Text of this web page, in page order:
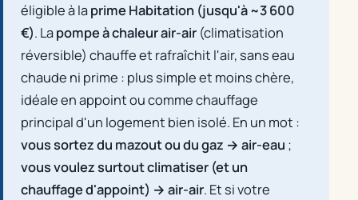
éligible à laprime Habitation (jusqu'à ~3 600
€). Lapompe à chaleur air-air(climatisation
réversible) chauffeet rafraîchit l'air, sans eau
chaude ni prime : plus simple et moins chère,
idéale en appoint ou comme chauffage
principal d'un logement bien isolé. En un mot :
vous sortez du mazout ou du gaz → air-eau ;
vous voulez surtout climatiser (et un
chauffage d'appoint) → air-air. Et si votre